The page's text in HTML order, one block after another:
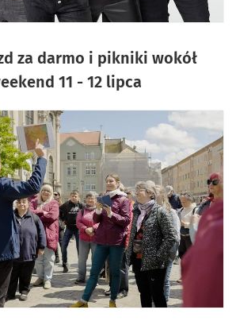
za darmo i pikniki wokół
Wrocławia w weekend 11 - 12 lipca